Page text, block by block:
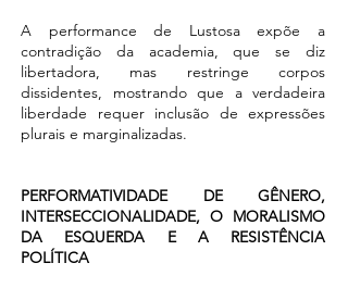
A performance de Lustosa expõe a
contradição da academia, que se diz
libertadora, mas restringe corpos
dissidentes, mostrando que a verdadeira
liberdade requer inclusão de expressões
plurais e marginalizadas.
PERFORMATIVIDADE DE GÊNERO,
INTERSECCIONALIDADE, O MORALISMO
DA ESQUERDA E A RESISTÊNCIA
POLÍTICA